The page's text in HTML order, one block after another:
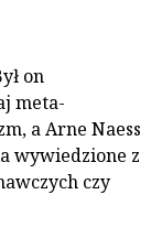
on
meta-
a Arne Naess
wywiedzione z
czy